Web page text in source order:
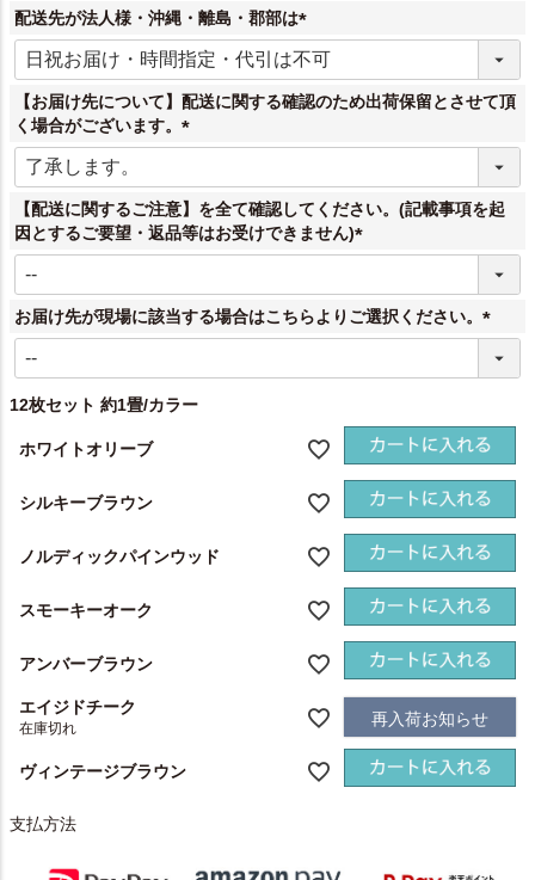
須
)
配送先が法人様・沖縄・離島・郡部は
(
必
須
【お届け先について】配送に関する確認のため出荷保留とさせて頂
く場合がございます。
(
須
)
【配送に関するご注意】を全て確認してください。(記載事項を起
因とするご要望・返品等はお受けできません)
(
須
)
お届け先が現場に該当する場合はこちらよりご選択ください。
(
12枚セット 約1畳/カラー
ホワイトオリーブ
シルキーブラウン
ノルディックパインウッド
スモーキーオーク
アンバーブラウン
エイジドチーク
在庫切れ
再入荷お知らせ
ヴィンテージブラウン
支払方法